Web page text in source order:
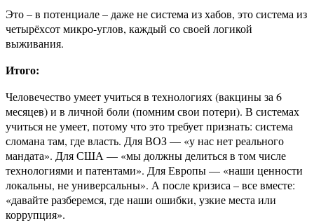
Это – в потенциале – даже не система из хабов, это система из
четырёхсот микро-углов, каждый со своей логикой
выживания.
Итого:
Человечество умеет учиться в технологиях (вакцины за 6
месяцев) и в личной боли (помним свои потери). В системах
учиться не умеет, потому что это требует признать: система
сломана там, где власть. Для ВОЗ — «у нас нет реального
мандата». Для США — «мы должны делиться в том числе
технологиями и патентами». Для Европы — «наши ценности
локальны, не универсальны». А после кризиса – все вместе:
«давайте разберемся, где наши ошибки, узкие места или
коррупция».